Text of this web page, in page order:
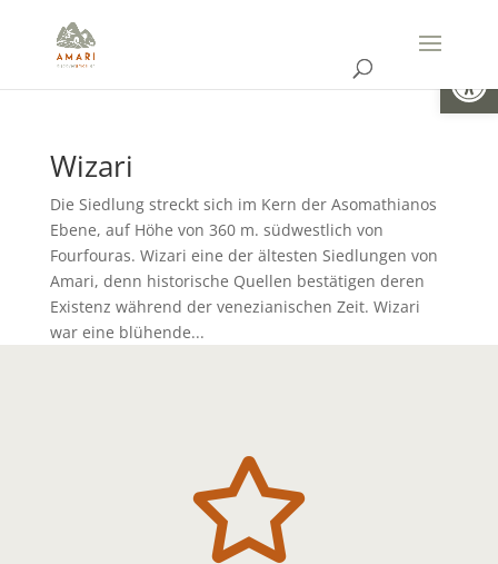
Wizari
Die Siedlung streckt sich im Kern der Asomathianos
Ebene, auf Höhe von 360 m. südwestlich von
Fourfouras. Wizari eine der ältesten Siedlungen von
Amari, denn historische Quellen bestätigen deren
Existenz während der venezianischen Zeit. Wizari
war eine blühende...
